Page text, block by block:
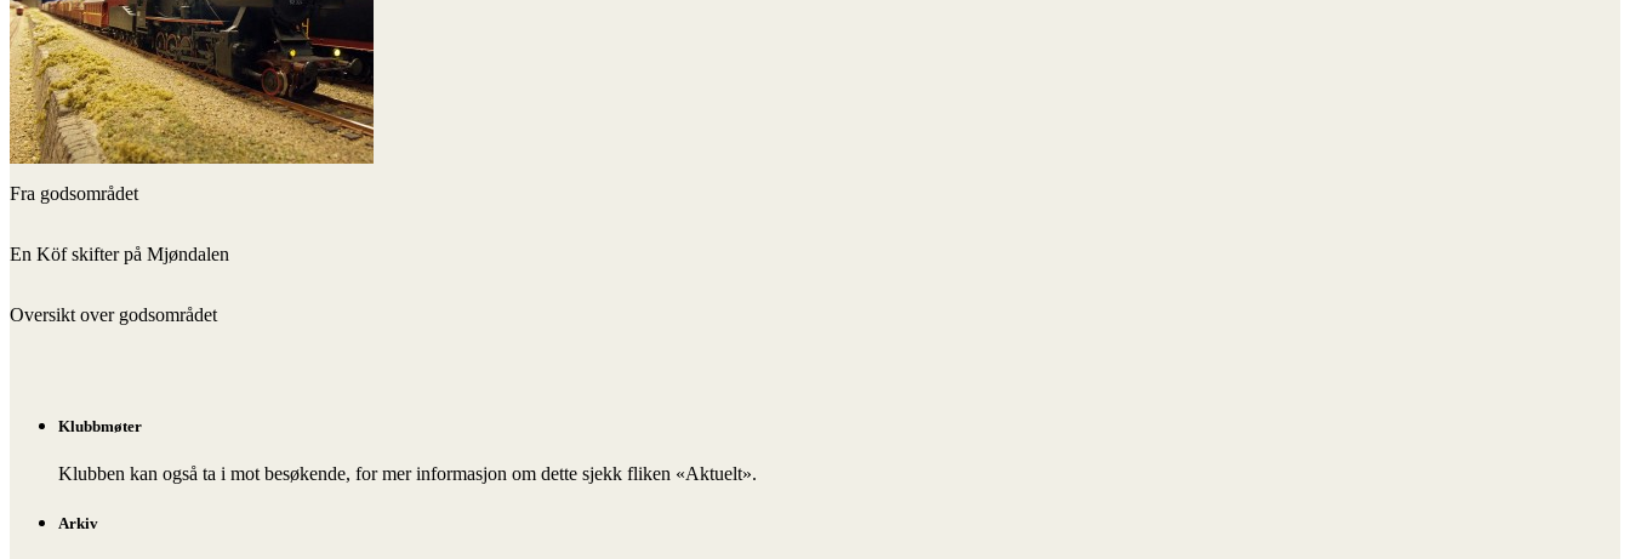
Fra godsområdet
En Köf skifter på Mjøndalen
Oversikt over godsområdet
Klubbmøter
Klubben kan også ta i mot besøkende, for mer informasjon om dette sjekk fliken «Aktuelt».
Arkiv